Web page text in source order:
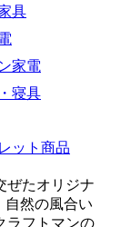
具
家電
寝具
ット商品
ぜたオリジナ
自然の風合い
ラフトマンの